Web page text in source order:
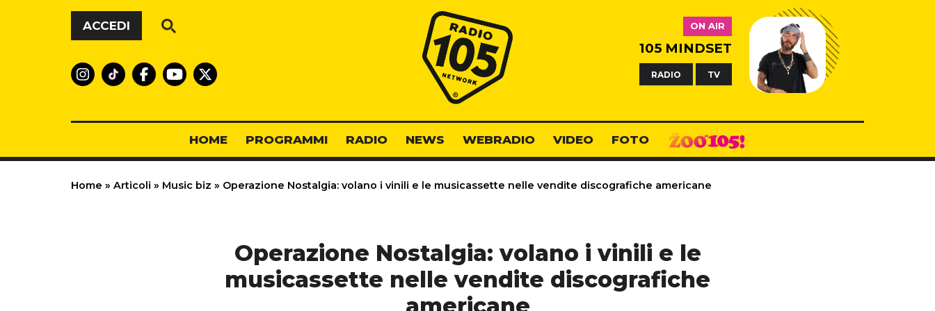
Vai al contenuto
ACCEDI
Radio 105
ON AIR
105 MINDSET
RADIO TV
HOME PROGRAMMI RADIO NEWS WEBRADIO VIDEO FOTO
Home » Articoli » Music biz » Operazione Nostalgia: volano i vinili e le musicassette nelle vendite discografiche americane
Operazione Nostalgia: volano i vinili e le
musicassette nelle vendite discografiche